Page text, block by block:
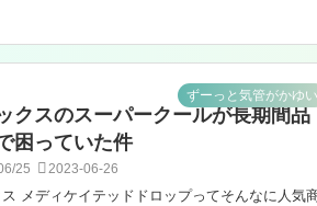
ずーっと気管がかゆ
クスのスーパークールが長期間品
困っていた件
25 2023-06-26
メディケイテッドドロップってそんなに人気